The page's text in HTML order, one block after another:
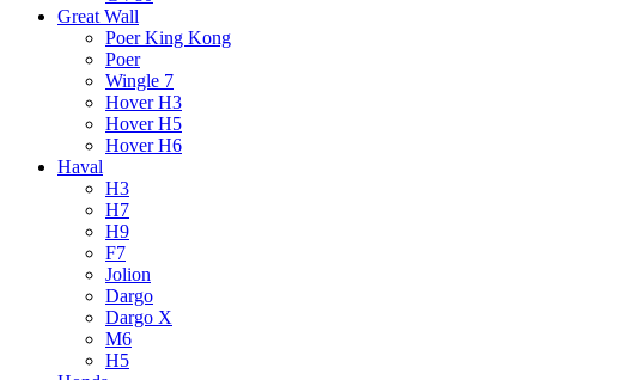
Great Wall
Poer King Kong
Poer
Wingle 7
Hover H3
Hover H5
Hover H6
Haval
H3
H7
H9
F7
Jolion
Dargo
Dargo X
M6
H5